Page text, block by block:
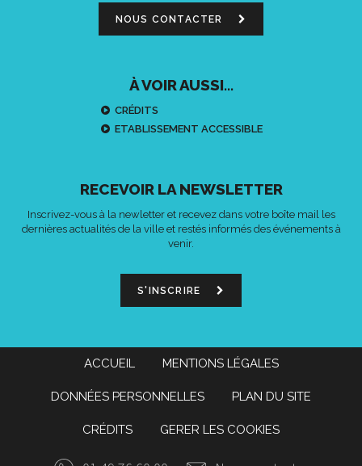
NOUS CONTACTER
À VOIR AUSSI...
CRÉDITS
ETABLISSEMENT ACCESSIBLE
RECEVOIR LA NEWSLETTER
Inscrivez-vous à la newletter et recevez dans votre boîte mail les
dernières actualités de la ville et restés informés des événements à
venir.
S'INSCRIRE
ACCUEIL MENTIONS LÉGALES
DONNÉES PERSONNELLES PLAN DU SITE
CRÉDITS GERER LES COOKIES